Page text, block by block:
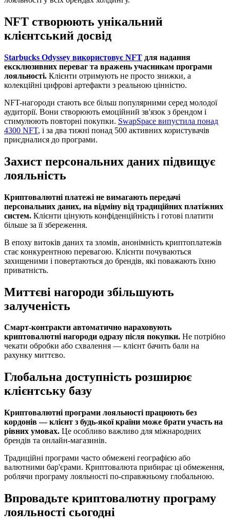
NFT створюють унікальний
клієнтський досвід
Starbucks Odyssey використовує NFT для надання
ексклюзивних переваг та вражень учасникам програми
лояльності. Клієнти отримують не просто знижки, а
колекційні цифрові артефакти з реальною цінністю.
NFT-нагороди стають все більш популярними серед молодої
аудиторії. Вони створюють емоційний зв'язок з брендом і
стимулюють повторні покупки. SwapSpace випустила понад
4300 NFT, і за два тижні понад 500 активних користувачів
приєдналися до програми.
Захист персональних даних підвищує
лояльність
Криптовалютні платежі не вимагають передачі
персональних даних, на відміну від традиційних платіжних
систем. Клієнти цінують конфіденційність і готові платити
більше за її збереження.
В епоху витоків даних та зломів, анонімність криптоплатежів
стає конкурентною перевагою. Клієнти почуваються
захищеними і повертаються до брендів, які поважають їхню
приватність.
Миттєві нагороди збільшують
залученість
Смарт-контракти автоматично нараховують
криптовалютні нагороди одразу після покупки. Не потрібно
чекати обробки або схвалення — клієнт бачить бали на
рахунку миттєво.
Глобальна доступність розширює
клієнтську базу
Криптовалютні програми лояльності працюють без
кордонів — клієнт з будь-якої країни може брати участь на
рівних умовах. Це особливо важливо для міжнародних
брендів та онлайн-магазинів.
Традиційні програми часто обмежені географією або
валютними бар'єрами. Криптовалюта прибирає ці обмеження,
роблячи програму лояльності по-справжньому глобальною.
Впровадьте криптовалютну програму
лояльності сьогодні